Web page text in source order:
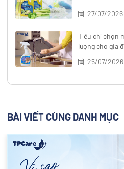
27/07/2026
Tiêu chí chọn
lượng cho gia
25/07/2026
BÀI VIẾT CÙNG DANH MỤC